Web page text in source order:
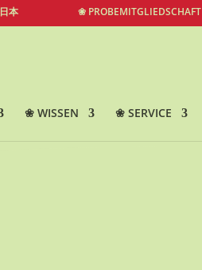
日本 ❀ PROBEMITGLIEDSCHAFT
❀ WISSEN ❀ SERVICE